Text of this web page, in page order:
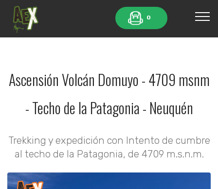
0
Ascensión Volcán Domuyo - 4709 msnm
- Techo de la Patagonia - Neuquén
Trekking y expedición con Intento de cumbre
al techo de la Patagonia, de 4709 m.s.n.m.